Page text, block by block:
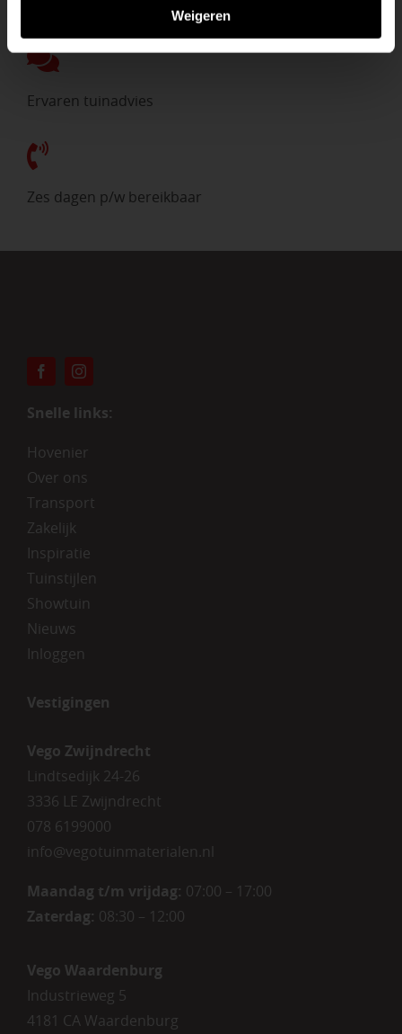
Weigeren
Ervaren tuinadvies
Zes dagen p/w bereikbaar
Snelle links:
Hovenier
Over ons
Transport
Zakelijk
Inspiratie
Tuinstijlen
Showtuin
Nieuws
Inloggen
Vestigingen
Vego Zwijndrecht
Lindtsedijk 24-26
3336 LE Zwijndrecht
078 6199000
info@vegotuinmaterialen.nl
Maandag t/m vrijdag: 07:00 – 17:00
Zaterdag: 08:30 – 12:00
Vego Waardenburg
Industrieweg 5
4181 CA Waardenburg